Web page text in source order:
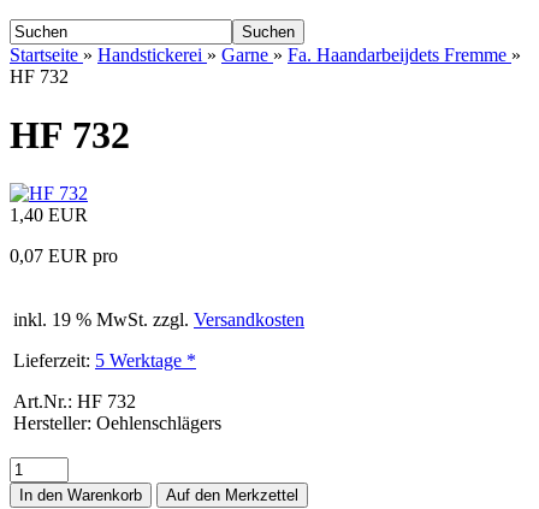
Suchen
Startseite » Handstickerei » Garne » Fa. Haandarbeijdets Fremme »
HF 732
HF 732
1,40 EUR
0,07 EUR pro
inkl. 19 % MwSt. zzgl. Versandkosten
Lieferzeit: 5 Werktage *
Art.Nr.: HF 732
Hersteller: Oehlenschlägers
In den Warenkorb